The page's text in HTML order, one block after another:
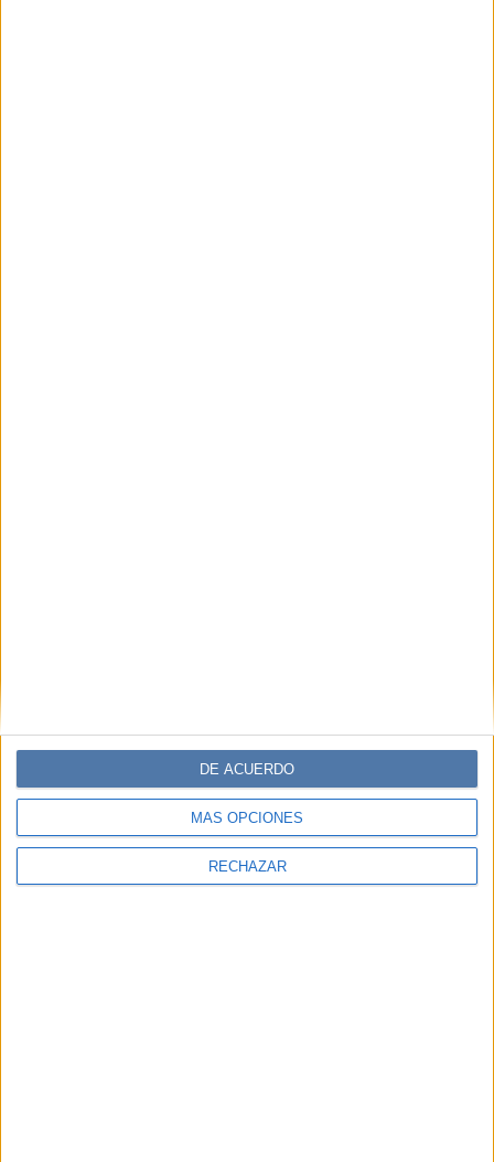
MÁS OPCIONES
RECHAZAR
DE ACUERDO